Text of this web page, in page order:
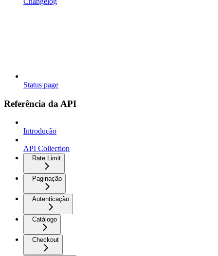
Status page
Referência da API
Introdução
API Collection
Rate Limit
Paginação
Autenticação
Catálogo
Checkout